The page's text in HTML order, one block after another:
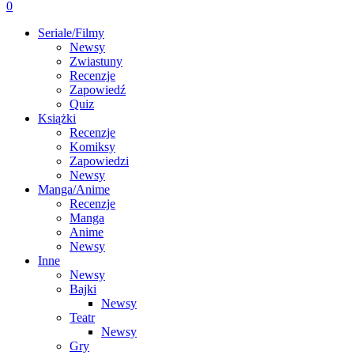
0
Seriale/Filmy
Newsy
Zwiastuny
Recenzje
Zapowiedź
Quiz
Książki
Recenzje
Komiksy
Zapowiedzi
Newsy
Manga/Anime
Recenzje
Manga
Anime
Newsy
Inne
Newsy
Bajki
Newsy
Teatr
Newsy
Gry